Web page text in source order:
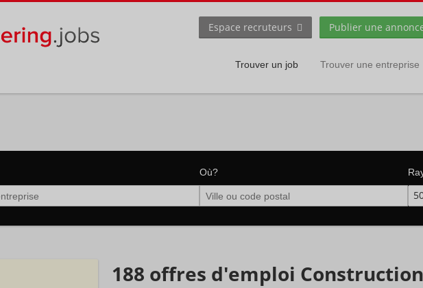
Trouver un job Trouver une entreprise
Espace recruteurs Publier une
Où?
188 offres d'emploi